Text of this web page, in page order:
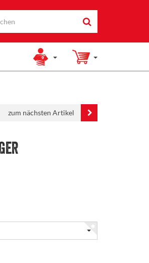
zum nächsten Artikel